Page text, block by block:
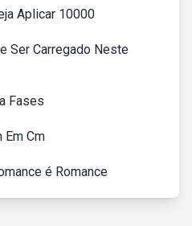
Aplicar 10000
Ser Carregado Neste
Fases
Em Cm
é Romance